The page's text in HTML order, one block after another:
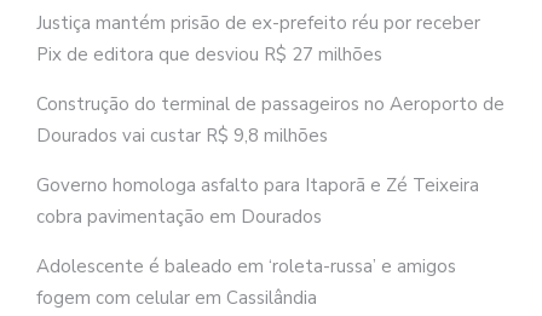
Justiça mantém prisão de ex-prefeito réu por receber
Pix de editora que desviou R$ 27 milhões
Construção do terminal de passageiros no Aeroporto de
Dourados vai custar R$ 9,8 milhões
Governo homologa asfalto para Itaporã e Zé Teixeira
cobra pavimentação em Dourados
Adolescente é baleado em ‘roleta-russa’ e amigos
fogem com celular em Cassilândia